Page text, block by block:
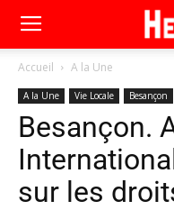
Accueil A la Une
A la Une Vie Locale Besançon
Besançon.
sur les